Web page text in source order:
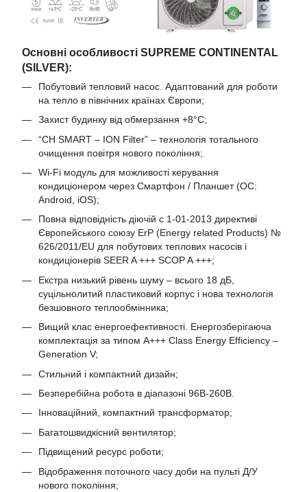
Основні особливості SUPREME CONTINENTAL
(SILVER):
Побутовий тепловий насос. Адаптований для роботи
на тепло в північних країнах Європи;
Захист будинку від обмерзання +8°C;
“CH SMART – ION Filter” – технологія тотального
очищення повітря нового покоління;
Wi-Fi модуль для можливості керування
кондиціонером через Смартфон / Планшет (ОС:
Android, iOS);
Повна відповідність діючій c 1-01-2013 директиві
Європейського союзу ErP (Energy related Products) №
626/2011/EU для побутових теплових насосів і
кондиціонерів SEER A +++ SCOP A +++;
Екстра низький рівень шуму – всього 18 дБ,
суцільнолитий пластиковий корпус і нова технологія
безшовного теплообмінника;
Вищий клас енергоефективності. Енергозберігаюча
комплектація за типом A+++ Class Energy Efficiency –
Generation V;
Стильний і компактний дизайн;
Безперебійна робота в діапазоні 96В-260В.
Інноваційний, компактний трансформатор;
Багатошвидкісний вентилятор;
Підвищений ресурс роботи;
Відображення поточного часу доби на пульті Д/У
нового покоління;